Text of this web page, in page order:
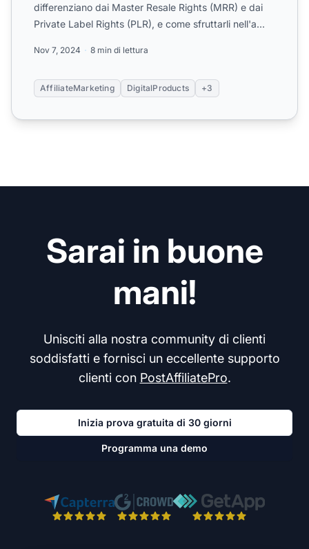
differenziano dai Master Resale Rights (MRR) e dai
Private Label Rights (PLR), e come sfruttarli nell'a...
Nov 7, 2024 8 min di lettura
AffiliateMarketing DigitalProducts +3
Sarai in buone
mani!
Unisciti alla nostra community di clienti
soddisfatti e fornisci un eccellente supporto
clienti con PostAffiliatePro.
Inizia prova gratuita di 30 giorni
Programma una demo